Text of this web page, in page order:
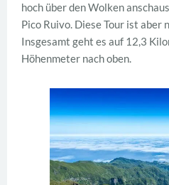
hoch über den Wolken
Pico Ruivo. Diese Tour ist aber
Insgesamt geht es auf 12,3
Höhenmeter nach oben.